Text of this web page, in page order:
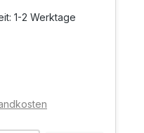
1-2 Werktage